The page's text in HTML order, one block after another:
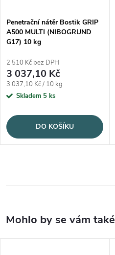
Penetrační nátěr Bostik GRIP
A500 MULTI (NIBOGRUND
G17) 10 kg
2 510 Kč bez DPH
3 037,10 Kč
Měrná cena:
3 037,10 Kč / 10 kg
Skladem 5 ks
DO KOŠÍKU